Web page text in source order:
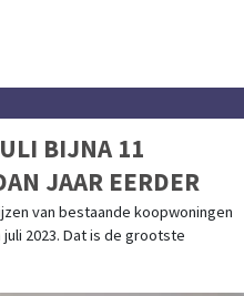
BIJNA 11
JAAR EERDER
van bestaande koopwoningen
2023. Dat is de grootste